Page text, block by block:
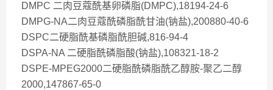
DMPC 二肉豆蔻酰基卵磷脂(DMPC),18194-24-6
DMPG-NA二肉豆蔻酰磷脂酰甘油(钠盐),200880-40-6
DSPC二硬脂酰基磷脂酰胆碱,816-94-4
DSPA-NA 二硬脂酰磷脂酸(钠盐),108321-18-2
DSPE-MPEG2000二硬脂酰磷脂酰乙醇胺-聚乙二醇
2000,147867-65-0